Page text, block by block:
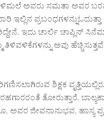
ಅವರು ಸಮತಾ ಅವರ
ಪ್ರಬಂಧಗಳನ್ನುಓದುತ್ತಾ
ಇದು ಚಾರ್ಲಿ ಚಾಪ್ಲಿನ್‌
ಅವು
ಶಿಕ್ಷಕ
ತೋರುತ್ತಾರೆ.
ಜೀವನಾನುಭವ, ಹಾಸ್ಯ